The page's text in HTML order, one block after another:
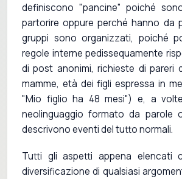
definiscono "pancine" poiché
partorire oppure perché hanno da
gruppi sono organizzati, poiché
regole interne pedissequamente
di post anonimi, richieste di pareri
mamme, età dei figli espressa in
"Mio figlio ha 48 mesi") e, a
neolinguaggio formato da parole
descrivono eventi del tutto normali.
Tutti gli aspetti appena elencati
diversificazione di qualsiasi